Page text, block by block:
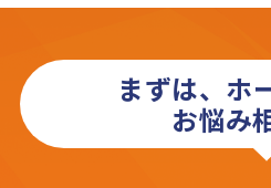
まずは、ホ
お悩み